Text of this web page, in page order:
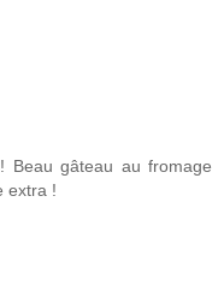
Beau gâteau au fromage
extra !